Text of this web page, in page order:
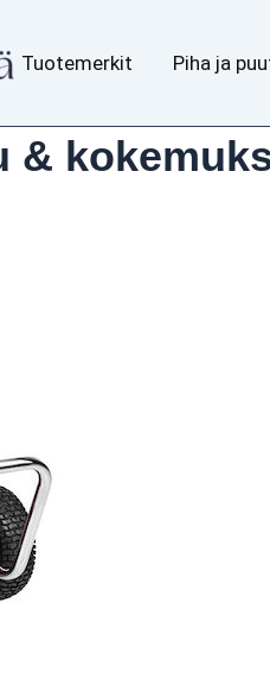
Tuotemerkit Piha ja
&